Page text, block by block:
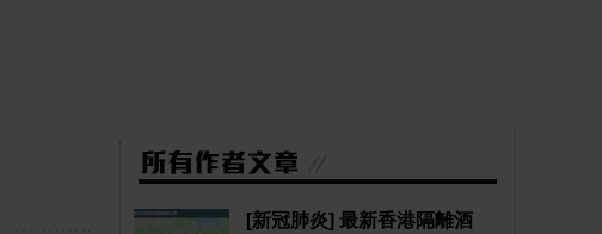
[新冠肺炎] 最新香港隔離酒